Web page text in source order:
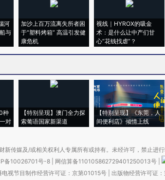
河
与
加沙上百万流离失所者困
于“塑料烤箱” 高温引发健
康危机
视线｜HYROX的吸金
术：是什么让中产们甘
心“花钱找虐”？
种
对
【特别呈现】澳门全力探
索葡语国家新渠道
【特别呈现】《东莞，人
间便利店》倾情上线
新传媒及/或相关权利人专属所有或持有。未经许可，禁止进
备10026701号-8 网信算备110105862729401250013号
电视节目制作经营许可证：京第01015号| 出版物经营许可证